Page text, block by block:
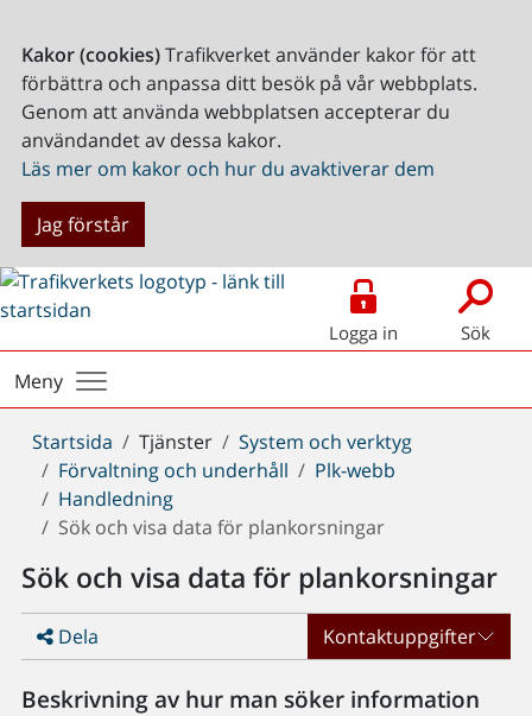
Kakor (cookies)Trafikverket använder kakor för att
förbättra och anpassa ditt besök på vår webbplats.
Genom att använda webbplatsen accepterar du
användandet av dessa kakor.
Läs mer om kakor och hur du avaktiverar dem
Jag förstår
Logga in Sök
Meny
Du
är
här:
Startsida Tjänster
System och verktyg
Förvaltning och underhåll
Plk-webb
Handledning
Sök och visa data för plankorsningar
Sök och visa data för plankorsningar
Dela Kontaktuppgifter
Beskrivning av hur man söker information